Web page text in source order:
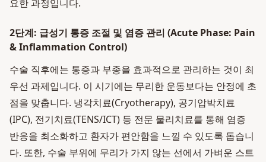
요한 과정입니다.
2단계: 급성기 통증 조절 및 염증 관리 (Acute Phase: Pain
& Inflammation Control)
수술 직후에는 통증과 부종을 효과적으로 관리하는 것이 최
우선 과제입니다. 이 시기에는 무리한 운동보다는 안정에 초
점을 맞춥니다. 냉각치료(Cryotherapy), 공기압박치료
(IPC), 전기치료(TENS/ICT) 등 전문 물리치료를 통해 염증
반응을 최소화하고 환자가 편안함을 느낄 수 있도록 돕습니
다. 또한, 수술 부위에 무리가 가지 않는 선에서 가벼운 스트